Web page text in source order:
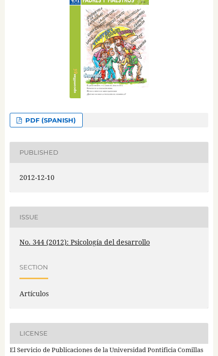
PDF (SPANISH)
PUBLISHED
2012-12-10
ISSUE
No. 344 (2012): Psicología del desarrollo
SECTION
Artículos
LICENSE
El Servicio de Publicaciones de la Universidad Pontificia Comillas